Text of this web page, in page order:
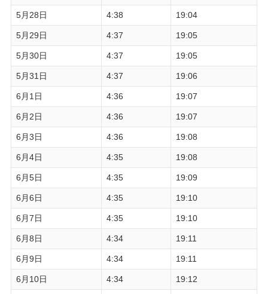
5月28日 4:38 19:04
5月29日 4:37 19:05
5月30日 4:37 19:05
5月31日 4:37 19:06
6月1日 4:36 19:07
6月2日 4:36 19:07
6月3日 4:36 19:08
6月4日 4:35 19:08
6月5日 4:35 19:09
6月6日 4:35 19:10
6月7日 4:35 19:10
6月8日 4:34 19:11
6月9日 4:34 19:11
6月10日 4:34 19:12